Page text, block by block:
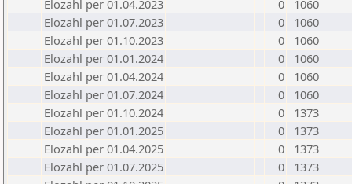
Elozahl per 01.04.2023
0
1060
Elozahl per 01.07.2023
0
1060
Elozahl per 01.10.2023
0
1060
Elozahl per 01.01.2024
0
1060
Elozahl per 01.04.2024
0
1060
Elozahl per 01.07.2024
0
1060
Elozahl per 01.10.2024
0
1373
Elozahl per 01.01.2025
0
1373
Elozahl per 01.04.2025
0
1373
Elozahl per 01.07.2025
0
1373